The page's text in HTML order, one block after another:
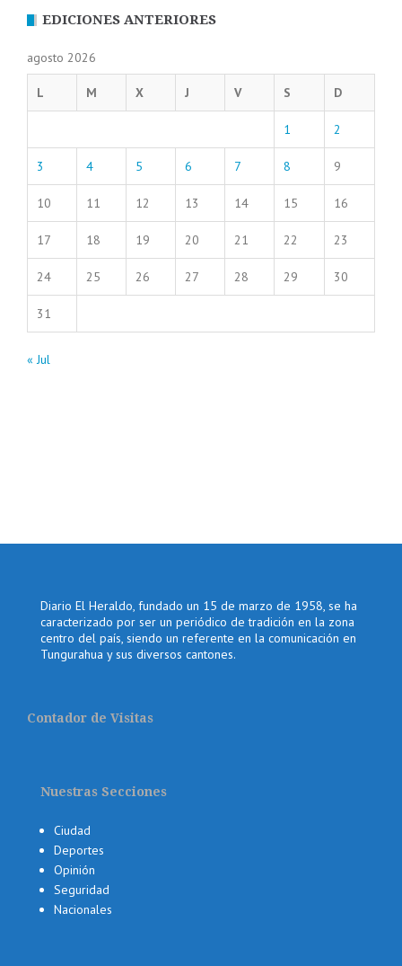
EDICIONES ANTERIORES
agosto 2026
L M X J V S D
1 2
3 4 5 6 7 8 9
10 11 12 13 14 15 16
17 18 19 20 21 22 23
24 25 26 27 28 29 30
31
« Jul
Diario El Heraldo, fundado un 15 de marzo de 1958, se ha
caracterizado por ser un periódico de tradición en la zona
centro del país, siendo un referente en la comunicación en
Tungurahua y sus diversos cantones.
Contador de Visitas
Nuestras Secciones
Ciudad
Deportes
Opinión
Seguridad
Nacionales